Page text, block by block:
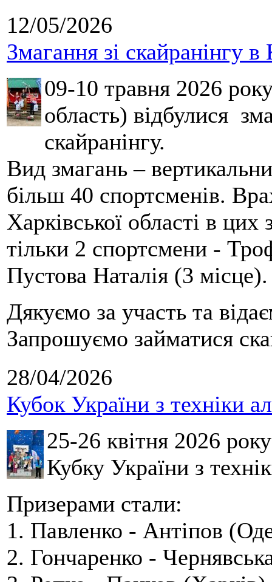
12/05/2026
Змагання зі скайранінгу в
09-10 травня 2026
область) відбулися
скайранінгу.
Вид змагань –
більш 40 спортсменів.
Харківської області в
тільки 2 спортсмени -
Пустова Наталія (3 місце).
Дякуємо за участь та
Запрошуємо займатися
28/04/2026
Кубок України з техніки
25-26 квітня 2026
Кубку України з
Призерами стали:
1. Павленко - Антіпов
2. Гончаренко -